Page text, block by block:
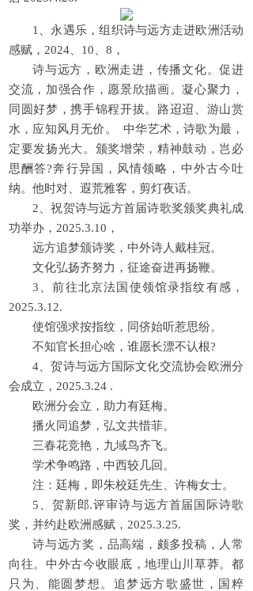
1、永遇乐，组织诗与远方走进欧洲活动
感赋，2024、10、8，
诗与远方，欧洲走进，传播文化。促进
交流，加强合作，愿景欣描画。凝心聚力，
同圆好梦，携手锦程开拔。路迢迢、游山赏
水，应知风月无价。 中华艺术，诗歌为最，
定要发扬光大。颁奖增荣，精神鼓动，岂必
思酬答?奔行异国，风情领略，中外古今吐
纳。他时对、遐荒雅客，剪灯夜话。
2、祝贺诗与远方首届诗歌奖颁奖典礼成
功举办，2025.3.10，
远方追梦颁诗奖，中外诗人戴桂冠。
文化弘扬齐努力，征途奋进再扬鞭。
3、前往北京法国使领馆录指纹有感，
2025.3.12.
使馆强求按指纹，同侪始听惹思纷。
不知官长担心啥，谁愿长漂不认根?
4、贺诗与远方国际文化交流协会欧洲分
会成立，2025.3.24 .
欧洲分会立，助力有廷梅。
播火同追梦，弘文共惜菲。
三春花竞艳，九域鸟齐飞。
学术争鸣路，中西较几回。
注：廷梅，即朱校廷先生、许梅女士。
5、贺新郎.评审诗与远方首届国际诗歌
奖，并约赴欧洲感赋，2025.3.25.
诗与远方奖，品高端，颇多投稿，人常
向往。中外古今收眼底，地理山川草莽。都
只为、能圆梦想。追梦远方歌盛世，国粹